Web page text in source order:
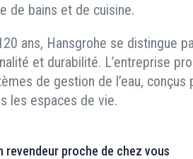
de bains et de cuisine.
ans, Hansgrohe se distingue
et durabilité. L’entreprise
de gestion de l’eau,
les espaces de vie.
revendeur proche de chez vous